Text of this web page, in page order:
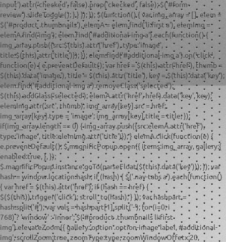
input').attr('checked', false).prop('checked', false); $('#form-
review').slideToggle(); } } }); }); $(function() { var img_array = [], elem =
$('#product .thumbnails'), elemA = elem.find('li:first a'), elemImg =
elemA.find('img'); elem.find('#additional-img a').each(function() {
img_array.push({src:$(this).attr('href'), type:'image',
title:$(this).attr('title')}); }); elem.find('#additional-img a').on('click',
function(e) { e.preventDefault(); var href = $(this).attr('href'), thumb =
$(this).data('image'), title = $(this).attr('title'), key = $(this).data('key');
elem.find('#additional-img a').removeClass('selected');
$(this).addClass('selected'); elemA.attr('href', href).data('key', key);
elemImg.attr('src', thumb); img_array[key].src = href;
img_array[key].type = 'image'; img_array[key].title = title; });
if(img_array.length == 0) { img_array.push({src:elemA.attr('href'),
type:'image', title:elemImg.attr('title')}); } elemA.click(function(e) {
e.preventDefault(); $.magnificPopup.open({ items:img_array, gallery:{
enabled:true, }, });
$.magnificPopup.instance.goTo(parseFloat($(this).data('key'))); }); var
hash = window.location.hash; if (hash) { $('.nav-tabs a').each(function()
{ var href = $(this).attr('href'); if (hash == href) {
$($(this)).trigger('click'); scroll_to(hash); } }); var hashpart =
hash.split('#'); var vals = hashpart[1].split('-'); for (i=0; i
768) ? 'window' : 'inner'; $('#product .thumbnails li:first
img').elevateZoom({ gallery:'option .option-image label, #additional-
img', scrollZoom:true, zoomType:type, zoomWindowOffetx:20,